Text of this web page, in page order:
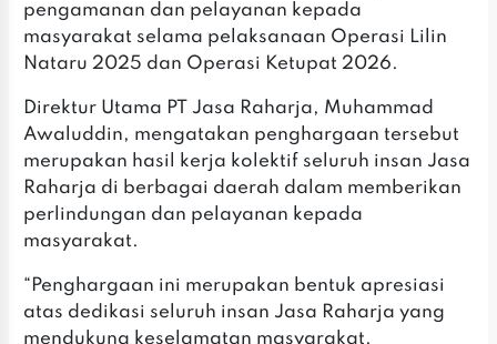
pengamanan dan pelayanan kepada
masyarakat selama pelaksanaan Operasi Lilin
Nataru 2025 dan Operasi Ketupat 2026.
‎Direktur Utama PT Jasa Raharja, Muhammad
Awaluddin, mengatakan penghargaan tersebut
merupakan hasil kerja kolektif seluruh insan Jasa
Raharja di berbagai daerah dalam memberikan
perlindungan dan pelayanan kepada
masyarakat.
‎“Penghargaan ini merupakan bentuk apresiasi
atas dedikasi seluruh insan Jasa Raharja yang
mendukung keselamatan masyarakat.